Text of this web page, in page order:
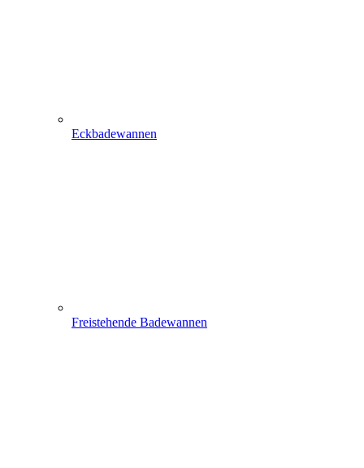
Eckbadewannen
Freistehende Badewannen